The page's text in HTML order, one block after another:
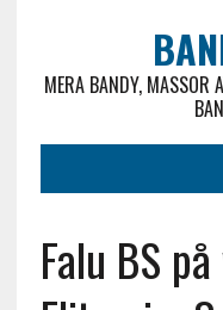
MERA BANDY, MASSOR
Falu BS